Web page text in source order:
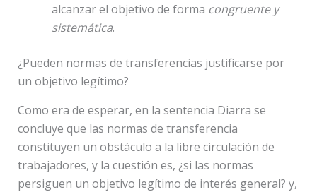
alcanzar el objetivo de forma congruente y
sistemática.
¿Pueden normas de transferencias justificarse por
un objetivo legítimo?
Como era de esperar, en la sentencia Diarra se
concluye que las normas de transferencia
constituyen un obstáculo a la libre circulación de
trabajadores, y la cuestión es, ¿si las normas
persiguen un objetivo legítimo de interés general? y,